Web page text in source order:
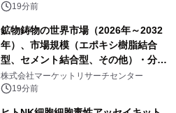
か？ 法的拘束力をもつGX-ETSの実
務ポイント解説セミナーの アーカイブ
動画を公開中
19分前
鉱物鋳物の世界市場（2026年～2032
年）、市場規模（エポキシ樹脂結合
型、セメント結合型、その他）・分析
レポートを発表
株式会社マーケットリサーチセンター
19分前